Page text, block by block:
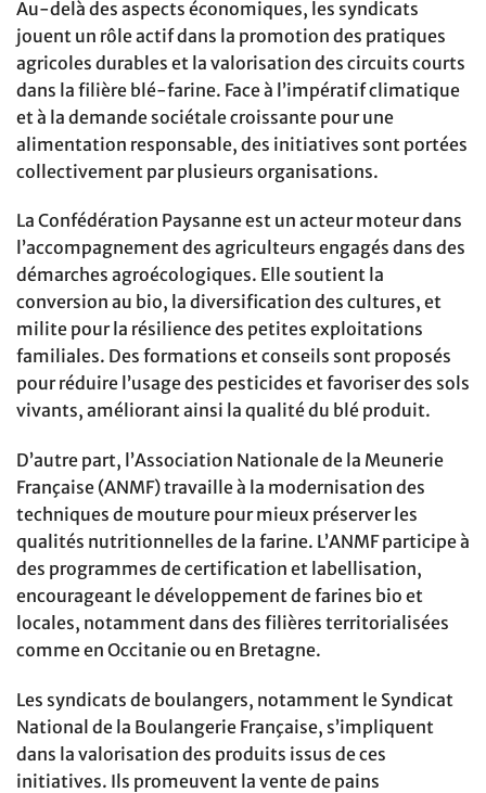
Au-delà des aspects économiques, les syndicats
jouent un rôle actif dans la promotion des pratiques
agricoles durables et la valorisation des circuits courts
dans la filière blé-farine. Face à l’impératif climatique
et à la demande sociétale croissante pour une
alimentation responsable, des initiatives sont portées
collectivement par plusieurs organisations.
La Confédération Paysanne est un acteur moteur dans
l’accompagnement des agriculteurs engagés dans des
démarches agroécologiques. Elle soutient la
conversion au bio, la diversification des cultures, et
milite pour la résilience des petites exploitations
familiales. Des formations et conseils sont proposés
pour réduire l’usage des pesticides et favoriser des sols
vivants, améliorant ainsi la qualité du blé produit.
D’autre part, l’Association Nationale de la Meunerie
Française (ANMF) travaille à la modernisation des
techniques de mouture pour mieux préserver les
qualités nutritionnelles de la farine. L’ANMF participe à
des programmes de certification et labellisation,
encourageant le développement de farines bio et
locales, notamment dans des filières territorialisées
comme en Occitanie ou en Bretagne.
Les syndicats de boulangers, notamment le Syndicat
National de la Boulangerie Française, s’impliquent
dans la valorisation des produits issus de ces
initiatives. Ils promeuvent la vente de pains